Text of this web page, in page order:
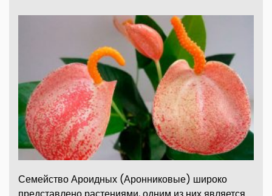
Семейство Ароидных (Аронниковые) широко